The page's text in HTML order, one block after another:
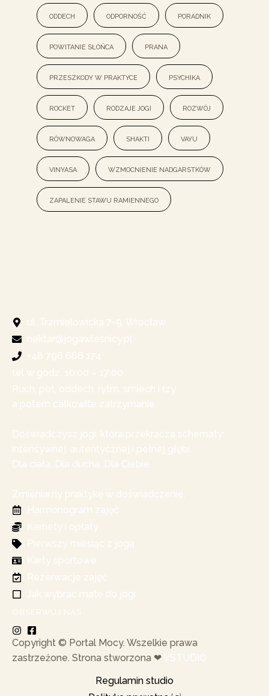
oddech odporność poradnik
powitanie słońca prana
przeszkody w praktyce psychika
rocket rodzaje jogi rozwój
równowaga shakti vayu
vinyasa wzmocnienie nadgarstków
zapalenie stawu ramiennego
Copyright © Portal Mocy. Wszelkie prawa
zastrzeżone. Strona stworzona ❤︎
Regulamin studio